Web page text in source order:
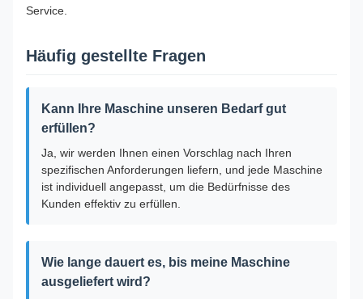
Service.
Häufig gestellte Fragen
Kann Ihre Maschine unseren Bedarf gut
erfüllen?
Ja, wir werden Ihnen einen Vorschlag nach Ihren
spezifischen Anforderungen liefern, und jede Maschine
ist individuell angepasst, um die Bedürfnisse des
Kunden effektiv zu erfüllen.
Wie lange dauert es, bis meine Maschine
ausgeliefert wird?